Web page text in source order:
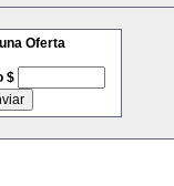
Oferta
$